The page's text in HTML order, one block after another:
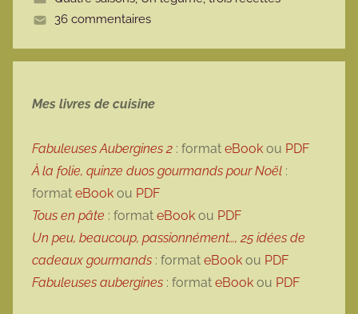
e
36 commentaires
Mes livres de cuisine
Fabuleuses Aubergines 2 : format eBook ou PDF
À la folie, quinze duos gourmands pour Noël :
format eBook ou PDF
Tous en pâte : format eBook ou PDF
Un peu, beaucoup, passionnément…, 25 idées de
cadeaux gourmands : format eBook ou PDF
Fabuleuses aubergines : format eBook ou PDF